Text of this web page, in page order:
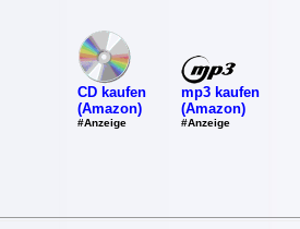
CD kaufen
(Amazon)
#Anzeige
mp3 kaufen
(Amazon)
#Anzeige